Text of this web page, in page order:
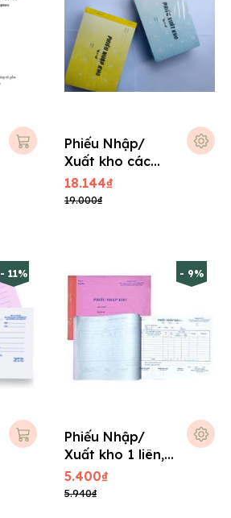
Phiếu Nhập/
Xuất kho các
loại
18.144₫
19.000₫
- 11% - 9%
Phiếu Nhập/
Xuất kho 1 liên,
giấy Pelure, 80
tờ
5.400₫
5.940₫